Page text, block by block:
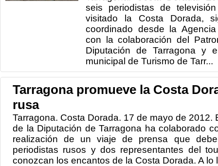
seis periodistas de
visitado la Costa Dorada,
coordinado desde la
con la colaboración del
Diputación de Tarragona y
municipal de Turismo de Tarr...
Tarragona promueve la Costa
rusa
Tarragona. Costa Dorada. 17 de mayo de 2012.
de la Diputación de Tarragona ha colaborado
realización de un viaje de prensa que
periodistas rusos y dos representantes del
conozcan los encantos de la Costa Dorada. A lo